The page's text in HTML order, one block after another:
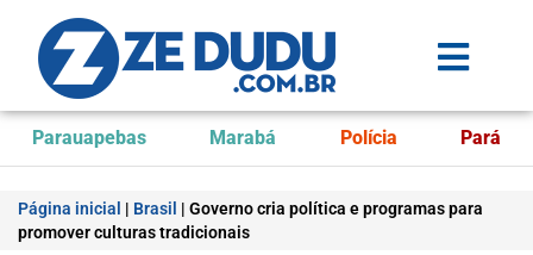
Parauapebas Marabá Polícia Pará
Página inicial | Brasil | Governo cria política e programas para
promover culturas tradicionais